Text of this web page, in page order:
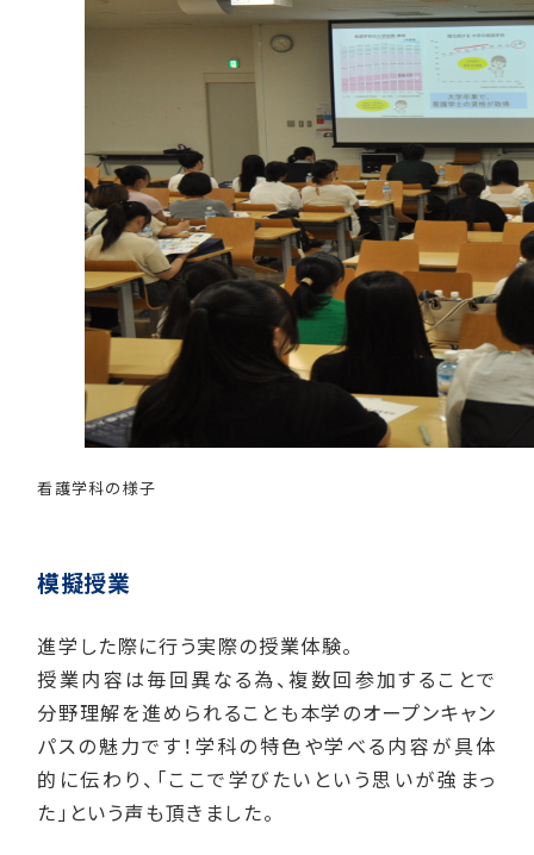
看護学科の様子
模擬授業
進学した際に行う実際の授業体験。
授業内容は毎回異なる為、複数回参加することで
分野理解を進められることも本学のオープンキャン
パスの魅力です！学科の特色や学べる内容が具体
的に伝わり、「ここで学びたいという思いが強まっ
た」という声も頂きました。